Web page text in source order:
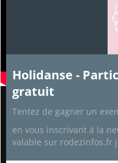
Holidanse -
gratuit
Tentez de gagner un
en vous inscrivant à la
valable sur rodezinfos.fr